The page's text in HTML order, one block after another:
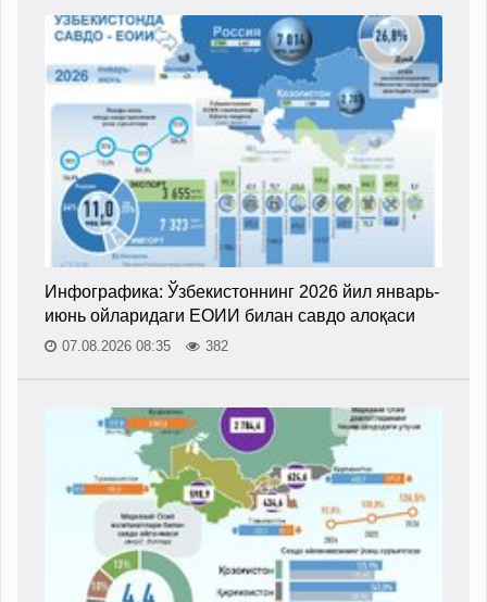
Инфографика: Ўзбекистоннинг 2026 йил январь-
июнь ойларидаги ЕОИИ билан савдо алоқаси
07.08.2026 08:35 382